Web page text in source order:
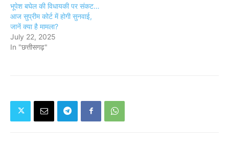
भूपेश बघेल की विधायकी पर संकट…
आज सुप्रीम कोर्ट में होगी सुनवाई,
जानें क्या है मामला?
July 22, 2025
In "छत्तीसगढ़"